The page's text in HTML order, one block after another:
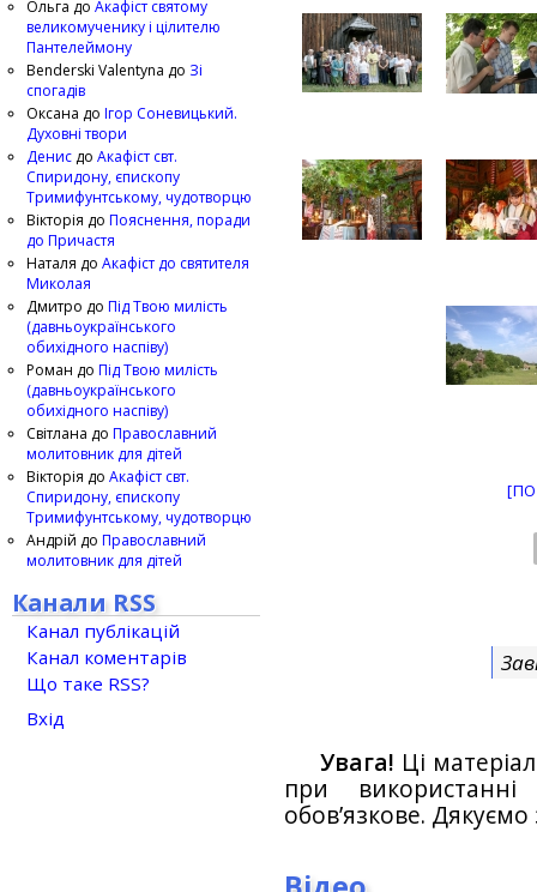
Увага! Ці
при
обов’язкове.
Ольга до Акафіст святому
великомученику і цілителю
Пантелеймону
Benderski Valentyna до Зі
спогадів
Оксана до Ігор Соневицький.
Духовні твори
Денис до Акафіст свт.
Спиридону, єпископу
Тримифунтському, чудотворцю
Вікторія до Пояснення, поради
до Причастя
Наталя до Акафіст до святителя
Миколая
Дмитро до Під Твою милість
(давньоукраїнського
обихідного наспіву)
Роман до Під Твою милість
(давньоукраїнського
обихідного наспіву)
Світлана до Православний
молитовник для дітей
Вікторія до Акафіст свт.
Спиридону, єпископу
Тримифунтському, чудотворцю
Андрій до Православний
молитовник для дітей
Канали RSS
Канал публікацій
Канал коментарів
Що таке RSS?
Вхід